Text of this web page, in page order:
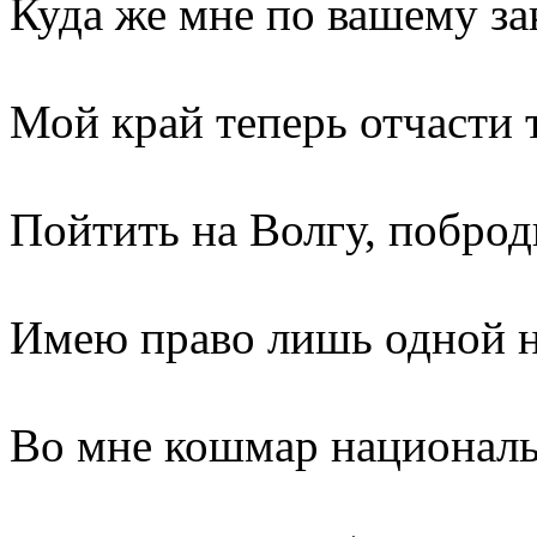
Куда же мне по вашему
Мой край теперь отчасти
Пойтить на Волгу,
Имею правo лишь одной
Во мне кошмар